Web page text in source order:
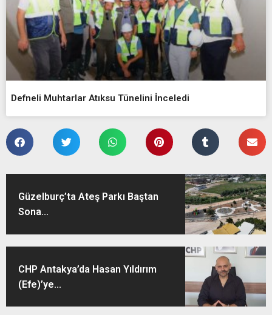
Defneli Muhtarlar Atıksu Tünelini İnceledi
Güzelburç’ta Ateş Parkı Baştan
Sona...
CHP Antakya’da Hasan Yıldırım
(Efe)’ye...